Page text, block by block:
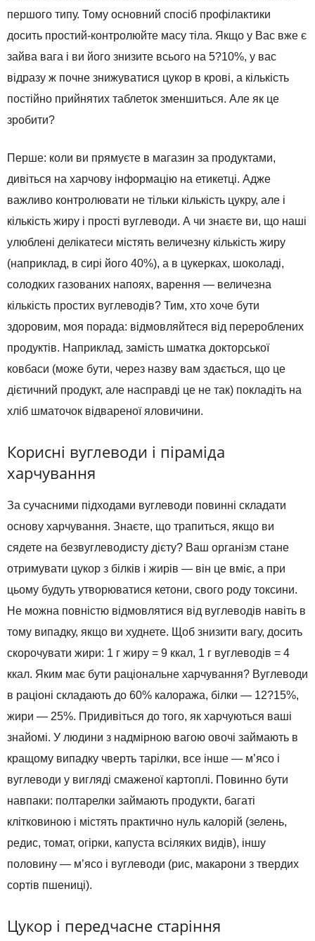
першого типу. Тому основний спосіб профілактики
досить простий-контролюйте масу тіла. Якщо у Вас вже є
зайва вага і ви його знизите всього на 5?10%, у вас
відразу ж почне знижуватися цукор в крові, а кількість
постійно прийнятих таблеток зменшиться. Але як це
зробити?
Перше: коли ви прямуєте в магазин за продуктами,
дивіться на харчову інформацію на етикетці. Адже
важливо контролювати не тільки кількість цукру, але і
кількість жиру і прості вуглеводи. А чи знаєте ви, що наші
улюблені делікатеси містять величезну кількість жиру
(наприклад, в сирі його 40%), а в цукерках, шоколаді,
солодких газованих напоях, варення — величезна
кількість простих вуглеводів? Тим, хто хоче бути
здоровим, моя порада: відмовляйтеся від перероблених
продуктів. Наприклад, замість шматка докторської
ковбаси (може бути, через назву вам здається, що це
дієтичний продукт, але насправді це не так) покладіть на
хліб шматочок відвареної яловичини.
Корисні вуглеводи і піраміда
харчування
За сучасними підходами вуглеводи повинні складати
основу харчування. Знаєте, що трапиться, якщо ви
сядете на безвуглеводисту дієту? Ваш організм стане
отримувати цукор з білків і жирів — він це вміє, а при
цьому будуть утворюватися кетони, свого роду токсини.
Не можна повністю відмовлятися від вуглеводів навіть в
тому випадку, якщо ви худнете. Щоб знизити вагу, досить
скорочувати жири: 1 г жиру = 9 ккал, 1 г вуглеводів = 4
ккал. Яким має бути раціональне харчування? Вуглеводи
в раціоні складають до 60% калоража, білки — 12?15%,
жири — 25%. Придивіться до того, як харчуються ваші
знайомі. У людини з надмірною вагою овочі займають в
кращому випадку чверть тарілки, все інше — м’ясо і
вуглеводи у вигляді смаженої картоплі. Повинно бути
навпаки: полтарелки займають продукти, багаті
клітковиною і містять практично нуль калорій (зелень,
редис, томат, огірки, капуста всіляких видів), іншу
половину — м’ясо і вуглеводи (рис, макарони з твердих
сортів пшениці).
Цукор і передчасне старіння